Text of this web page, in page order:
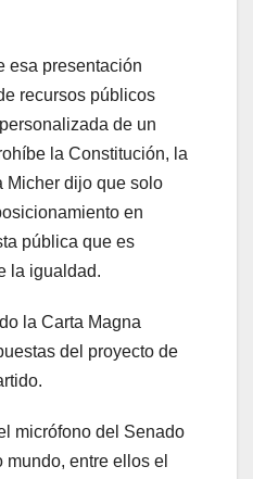
esa presentación
recursos públicos
de un
la Constitución, la
Micher dijo que solo
en
pública que es
la igualdad.
la Carta Magna
del proyecto de
micrófono del Senado
entre ellos el